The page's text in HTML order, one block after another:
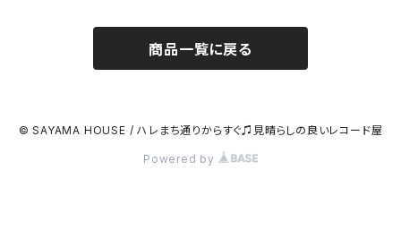
商品一覧に戻る
© SAYAMA HOUSE / ハレまち通りからすぐ♫見晴らしの良いレコード屋
Powered by